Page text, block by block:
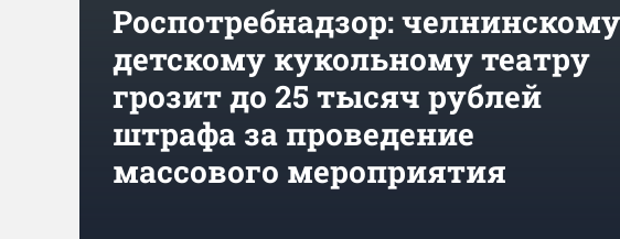
Роспотребнадзор: челнинскому
детскому кукольному театру
грозит до 25 тысяч рублей
штрафа за проведение
массового мероприятия